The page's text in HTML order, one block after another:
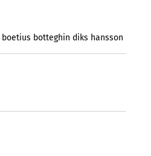
boetius botteghin diks hansson